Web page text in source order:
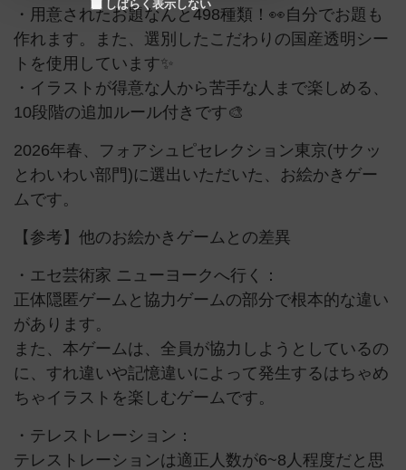
・用意されたお題なんと498種類！👀自分でお題も
作れます。また、選別したこだわりの国産透明シー
トを使用しています✨
・イラストが得意な人から苦手な人まで楽しめる、
10段階の追加ルール付きです🎨
2026年春、フォアシュピセレクション東京(サクッ
とわいわい部門)に選出いただいた、お絵かきゲー
ムです。
【参考】他のお絵かきゲームとの差異
・エセ芸術家 ニューヨークへ行く：
正体隠匿ゲームと協力ゲームの部分で根本的な違い
があります。
また、本ゲームは、全員が協力しようとしているの
に、すれ違いや記憶違いによって発生するはちゃめ
ちゃイラストを楽しむゲームです。
・テレストレーション：
テレストレーションは適正人数が6~8人程度だと思
しばらく表示しない